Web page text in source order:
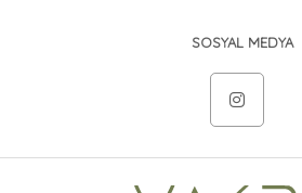
SOSYAL MEDYA